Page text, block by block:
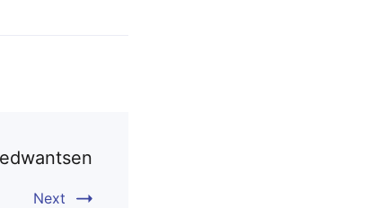
Next